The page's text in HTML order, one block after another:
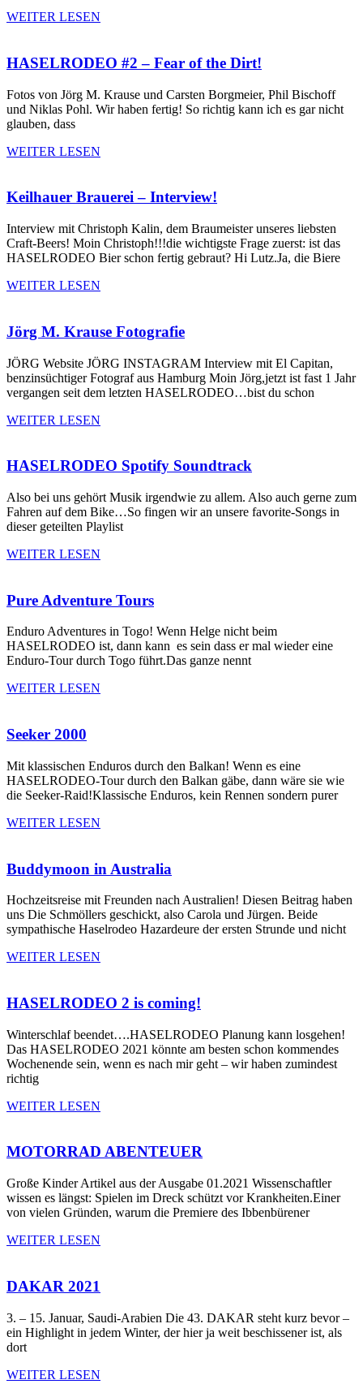
WEITER LESEN
HASELRODEO #2 – Fear of the Dirt!
Fotos von Jörg M. Krause und Carsten Borgmeier, Phil Bischoff
und Niklas Pohl. Wir haben fertig! So richtig kann ich es gar nicht
glauben, dass
WEITER LESEN
Keilhauer Brauerei – Interview!
Interview mit Christoph Kalin, dem Braumeister unseres liebsten
Craft-Beers! Moin Christoph!!!die wichtigste Frage zuerst: ist das
HASELRODEO Bier schon fertig gebraut? Hi Lutz.Ja, die Biere
WEITER LESEN
Jörg M. Krause Fotografie
JÖRG Website JÖRG INSTAGRAM Interview mit El Capitan,
benzinsüchtiger Fotograf aus Hamburg Moin Jörg,jetzt ist fast 1 Jahr
vergangen seit dem letzten HASELRODEO…bist du schon
WEITER LESEN
HASELRODEO Spotify Soundtrack
Also bei uns gehört Musik irgendwie zu allem. Also auch gerne zum
Fahren auf dem Bike…So fingen wir an unsere favorite-Songs in
dieser geteilten Playlist
WEITER LESEN
Pure Adventure Tours
Enduro Adventures in Togo! Wenn Helge nicht beim
HASELRODEO ist, dann kann es sein dass er mal wieder eine
Enduro-Tour durch Togo führt.Das ganze nennt
WEITER LESEN
Seeker 2000
Mit klassischen Enduros durch den Balkan! Wenn es eine
HASELRODEO-Tour durch den Balkan gäbe, dann wäre sie wie
die Seeker-Raid!Klassische Enduros, kein Rennen sondern purer
WEITER LESEN
Buddymoon in Australia
Hochzeitsreise mit Freunden nach Australien! Diesen Beitrag haben
uns Die Schmöllers geschickt, also Carola und Jürgen. Beide
sympathische Haselrodeo Hazardeure der ersten Strunde und nicht
WEITER LESEN
HASELRODEO 2 is coming!
Winterschlaf beendet….HASELRODEO Planung kann losgehen!
Das HASELRODEO 2021 könnte am besten schon kommendes
Wochenende sein, wenn es nach mir geht – wir haben zumindest
richtig
WEITER LESEN
MOTORRAD ABENTEUER
Große Kinder Artikel aus der Ausgabe 01.2021 Wissenschaftler
wissen es längst: Spielen im Dreck schützt vor Krankheiten.Einer
von vielen Gründen, warum die Premiere des Ibbenbürener
WEITER LESEN
DAKAR 2021
3. – 15. Januar, Saudi-Arabien Die 43. DAKAR steht kurz bevor –
ein Highlight in jedem Winter, der hier ja weit beschissener ist, als
dort
WEITER LESEN